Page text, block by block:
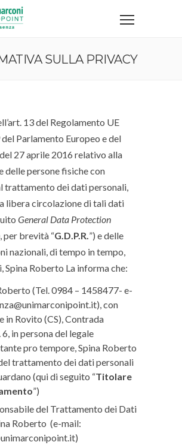
SULLA PRIVACY
13 del Regolamento UE
Parlamento Europeo e del
27 aprile 2016 relativo alla
delle persone fisiche con
trattamento dei dati personali,
libera circolazione di tali dati
General Data Protection
, per brevità “G.D.P.R.”) e delle
nazionali, di tempo in tempo,
Spina Roberto La informa che:
(Tel. 0984 – 1458477- e-
con
in Rovito (CS), Contrada
in persona del legale
pro tempore, Spina Roberto
trattamento dei dati personali
(qui di seguito “Titolare
”)
del Trattamento dei Dati
Roberto (e-mail: